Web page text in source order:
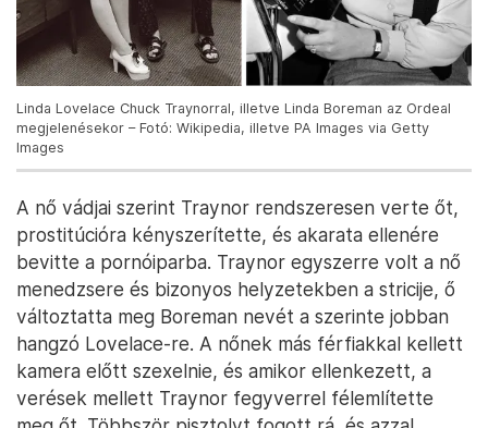
Linda Lovelace Chuck Traynorral, illetve Linda Boreman az Ordeal
megjelenésekor – Fotó: Wikipedia, illetve PA Images via Getty
Images
A nő vádjai szerint Traynor rendszeresen verte őt,
prostitúcióra kényszerítette, és akarata ellenére
bevitte a pornóiparba. Traynor egyszerre volt a nő
menedzsere és bizonyos helyzetekben a stricije, ő
változtatta meg Boreman nevét a szerinte jobban
hangzó Lovelace-re. A nőnek más férfiakkal kellett
kamera előtt szexelnie, és amikor ellenkezett, a
verések mellett Traynor fegyverrel félemlítette